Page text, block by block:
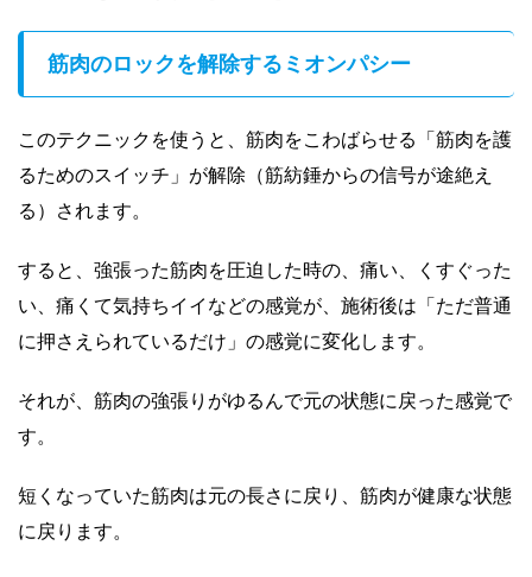
筋肉のロックを解除するミオンパシー
このテクニックを使うと、筋肉をこわばらせる「筋肉を護
るためのスイッチ」が解除（筋紡錘からの信号が途絶え
る）されます。
すると、強張った筋肉を圧迫した時の、痛い、くすぐった
い、痛くて気持ちイイなどの感覚が、施術後は「ただ普通
に押さえられているだけ」の感覚に変化します。
それが、筋肉の強張りがゆるんで元の状態に戻った感覚で
す。
短くなっていた筋肉は元の長さに戻り、筋肉が健康な状態
に戻ります。